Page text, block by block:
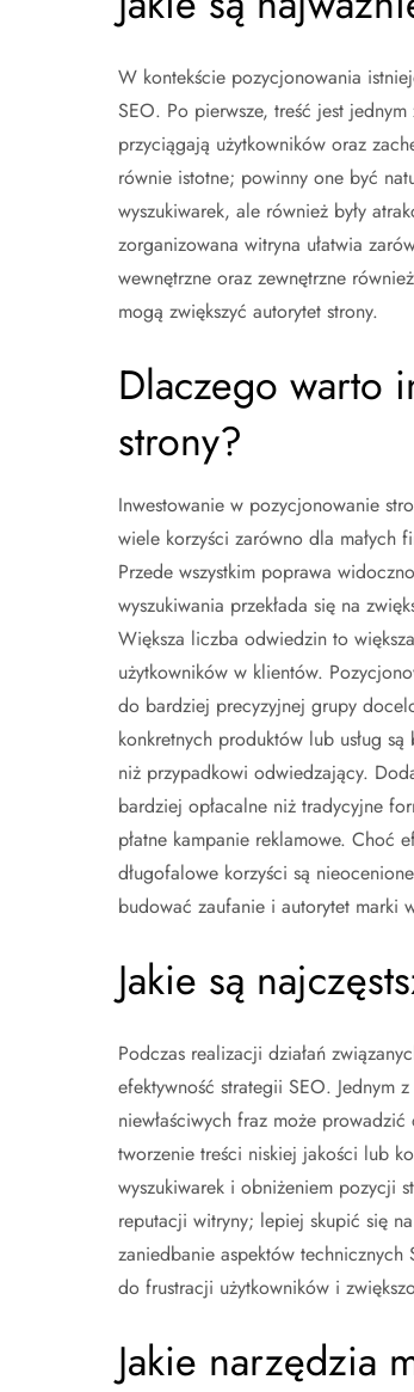
W kontekście pozycjonowania
SEO. Po pierwsze, treść jest
przyciągają użytkowników oraz
równie istotne; powinny one być
wyszukiwarek, ale również były
zorganizowana witryna ułatwia
wewnętrzne oraz zewnętrzne
mogą zwiększyć autorytet strony.
Dlaczego warto
strony?
Inwestowanie w pozycjonowanie
wiele korzyści zarówno dla małych
Przede wszystkim poprawa
wyszukiwania przekłada się na
Większa liczba odwiedzin to
użytkowników w klientów.
do bardziej precyzyjnej grupy
konkretnych produktów lub usług
niż przypadkowi odwiedzający.
bardziej opłacalne niż tradycyjne
płatne kampanie reklamowe.
długofalowe korzyści są
budować zaufanie i autorytet marki
Jakie są
Podczas realizacji działań
efektywność strategii SEO. Jednym
niewłaściwych fraz może
tworzenie treści niskiej jakości lub
wyszukiwarek i obniżeniem pozycji
reputacji witryny; lepiej skupić się
zaniedbanie aspektów
do frustracji użytkowników i
Jakie narzędzia